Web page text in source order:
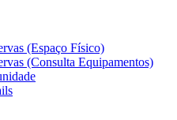
(Espaço Físico)
(Consulta Equipamentos)